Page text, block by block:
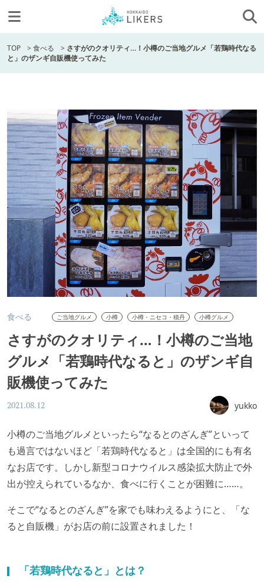
TOP >食べる > さすがのクオリティ…！小樽のご当地グルメ「若鶏時代なる
と」のザンギ自販機使ってみた
食べる ご当地グルメ 小樽 小樽・ニセコ・積丹 小樽グルメ
さすがのクオリティ…！小樽のご当地
グルメ「若鶏時代なると」のザンギ自
販機使ってみた
2021.08.12 yukko
小樽のご当地グルメといったら“なるとのざんぎ”といって
も過言ではないほど「若鶏時代なると」は全国的にも有名
なお店です。しかし新型コロナウイルス感染拡大防止で外
出が控えられているなか、食べに行くことが困難に……。
そこで“なるとのざんぎ”を家でも味わえるようにと、「な
ると自販機」がお店の前に設置されました！
「若鶏時代なると」とは？